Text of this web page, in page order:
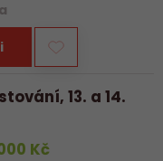
13. a 14.
Kč